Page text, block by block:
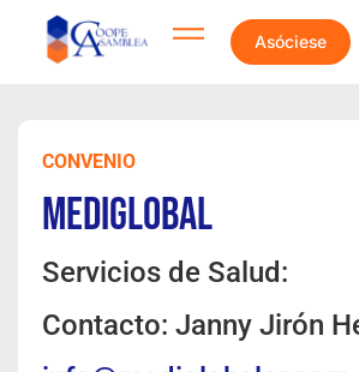
Asóciese
CONVENIO
Mediglobal
Servicios de Salud:
Contacto: Janny Jirón